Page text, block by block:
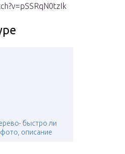
быстро ли
фото, описание